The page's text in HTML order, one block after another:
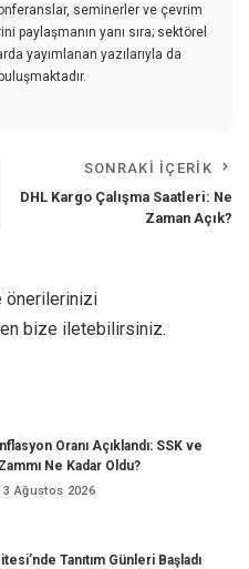
seminerler ve çevrim
paylaşmanın yanı sıra; sektörel
yayımlanan yazılarıyla da
SONRAKI İÇERIK
DHL Kargo Çalışma Saatleri: Ne
Zaman Açık?
önerilerinizi
bize iletebilirsiniz.
Oranı Açıklandı: SSK ve
Ne Kadar Oldu?
3 Ağustos 2026
Tanıtım Günleri Başladı